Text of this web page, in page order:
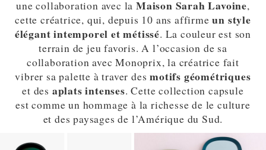
une collaboration avec la Maison Sarah Lavoine,
cette créatrice, qui, depuis 10 ans affirmeun style
élégant intemporel et métissé. La couleur est son
terrain de jeu favoris. A l’occasion de sa
collaboration avec Monoprix, la créatrice fait
vibrer sa palette à traver desmotifs géométriques
et des aplats intenses. Cette collection capsule
est comme un hommage à la richesse de le culture
et des paysages de l’Amérique du Sud.